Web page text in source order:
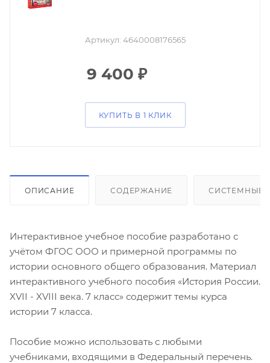
Артикул: 4640008176565
9 400 ₽
КУПИТЬ В 1 КЛИК
ОПИСАНИЕ СОДЕРЖАНИЕ СИСТЕМНЫЕ
Интерактивное учебное пособие разработано с
учётом ФГОС ООО и примерной программы по
истории основного общего образования. Материал
интерактивного учебного пособия «История России.
XVII - XVIII века. 7 класс» содержит темы курса
истории 7 класса.
Пособие можно использовать с любыми
учебниками, входящими в Федеральный перечень.